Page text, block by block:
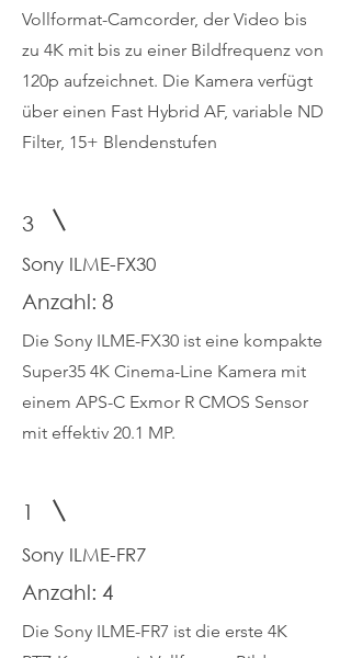
Vollformat-Camcorder, der Video bis
zu 4K mit bis zu einer Bildfrequenz von
120p aufzeichnet. Die Kamera verfügt
über einen Fast Hybrid AF, variable ND
Filter, 15+ Blendenstufen
3
Sony ILME-FX30
Anzahl: 8
Die Sony ILME-FX30 ist eine kompakte
Super35 4K Cinema-Line Kamera mit
einem APS-C Exmor R CMOS Sensor
mit effektiv 20.1 MP.
1
Sony ILME-FR7
Anzahl: 4
Die Sony ILME-FR7 ist die erste 4K